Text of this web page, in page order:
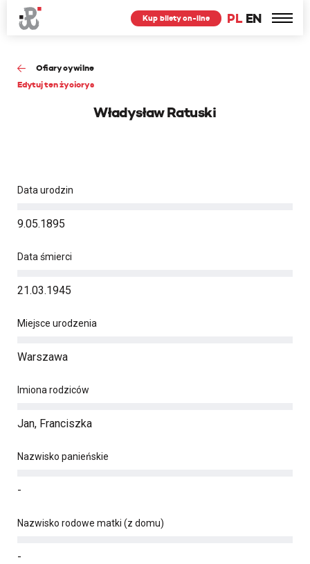
PL EN
Kup bilety on-line
Ofiary cywilne
Edytuj ten życiorys
Władysław Ratuski
Data urodzin
9.05.1895
Data śmierci
21.03.1945
Miejsce urodzenia
Warszawa
Imiona rodziców
Jan, Franciszka
Nazwisko panieńskie
-
Nazwisko rodowe matki (z domu)
-